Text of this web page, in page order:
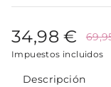
34,98 €
Impuestos incluidos
Descripción